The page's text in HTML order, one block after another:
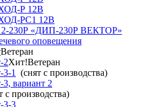
Р 12В
РС1 12В
230Р «ДИП-230Р ВЕКТОР»
оповещения
Ветеран
2Хит!Ветеран
3-1
(снят с производства)
3, вариант 2
с производства)
3-3